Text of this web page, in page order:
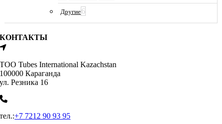
Другие6
КОНТАКТЫ
ТОО Tubes International Kazachstan
100000 Караганда
ул. Резника 16
тел.:+7 7212 90 93 95